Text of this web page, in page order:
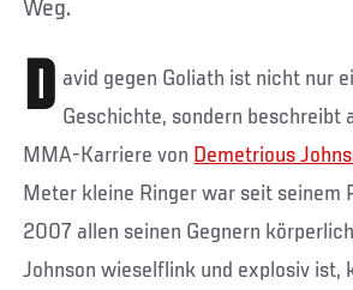
Weg.
D avid gegen Goliath ist nicht nur
Geschichte, sondern beschreibt
MMA-Karriere von Demetrious
Meter kleine Ringer war seit seinem
2007 allen seinen Gegnern
Johnson wieselflink und explosiv ist,